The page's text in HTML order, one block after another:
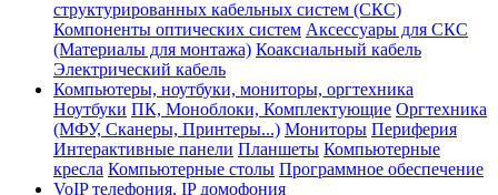
структурированных кабельных систем (СКС)
Компоненты оптических систем Аксессуары для СКС
(Материалы для монтажа) Коаксиальный кабель
Электрический кабель
Компьютеры, ноутбуки, мониторы, оргтехника
Ноутбуки ПК, Моноблоки, Комплектующие Оргтехника
(МФУ, Сканеры, Принтеры...) Мониторы Периферия
Интерактивные панели Планшеты Компьютерные
кресла Компьютерные столы Программное обеспечение
VoIP телефония, IP домофония